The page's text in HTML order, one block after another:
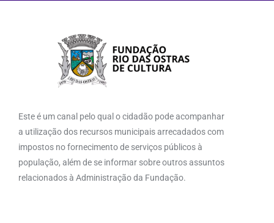
Este é um canal pelo qual o cidadão pode acompanhar
a utilização dos recursos municipais arrecadados com
impostos no fornecimento de serviços públicos à
população, além de se informar sobre outros assuntos
relacionados à Administração da Fundação.